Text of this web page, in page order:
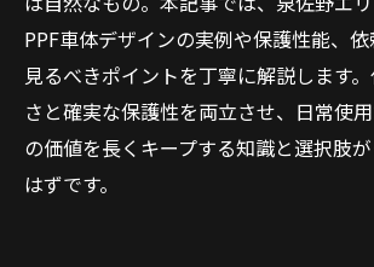
PPF車体デザインの実例や保護性能、依
見るべきポイントを丁寧に解説します
さと確実な保護性を両立させ、日常使
の価値を長くキープする知識と選択肢
はずです。